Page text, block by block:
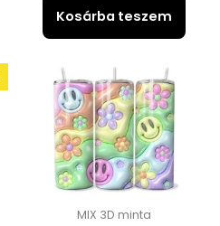
Kosárba teszem
MIX 3D minta